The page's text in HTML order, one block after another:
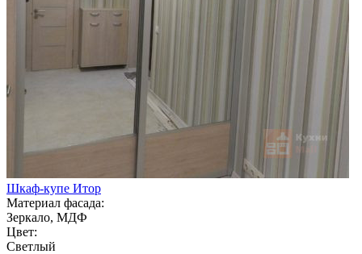
Шкаф-купе Итор
Материал фасада:
Зеркало, МДФ
Цвет:
Светлый